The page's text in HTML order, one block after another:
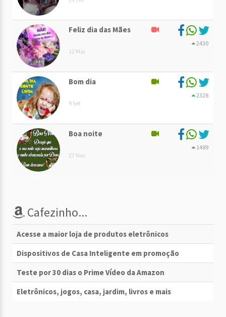
Feliz dia das Mães
12 Mai
2430
Bom dia
9 Set
2328
Boa noite
27 Nov
1489
Cafezinho...
Acesse a maior loja de produtos eletrônicos
Dispositivos de Casa Inteligente em promoção
Teste por 30 dias o Prime Vídeo da Amazon
Eletrônicos, jogos, casa, jardim, livros e mais